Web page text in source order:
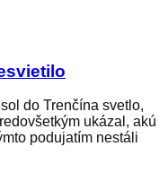
do Trenčína svetlo,
ukázal, akú
podujatím nestáli